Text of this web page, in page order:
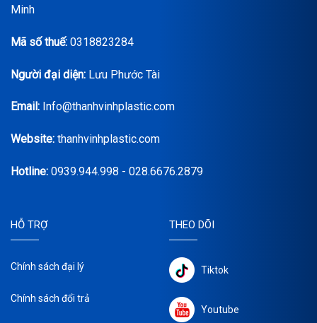
Minh
Mã số thuế: 0318823284
Người đại diện: Lưu Phước Tài
Email: Info@thanhvinhplastic.com
Website: thanhvinhplastic.com
Hotline: 0939.944.998 - 028.6676.2879
HỖ TRỢ
Chính sách đại lý
Chính sách đổi trả
THEO DÕI
Tiktok
Youtube